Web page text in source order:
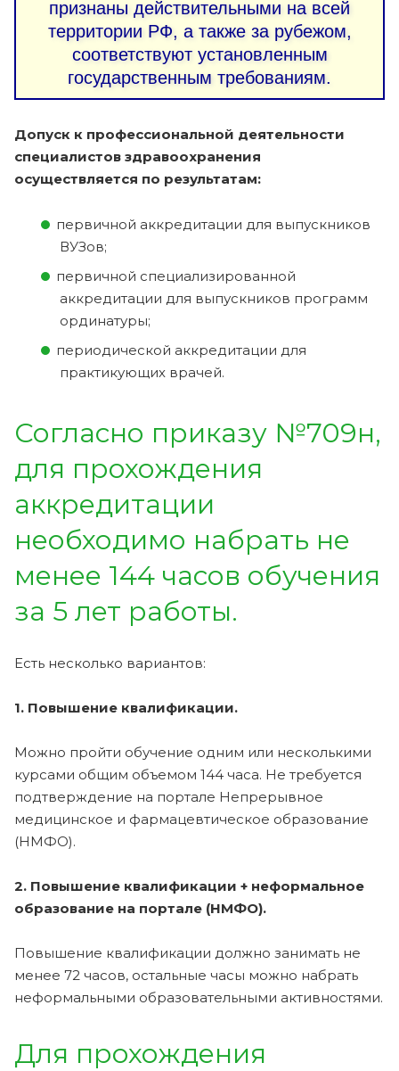
признаны действительными на всей
территории РФ, а также за рубежом,
соответствуют установленным
государственным требованиям.
Допуск к профессиональной деятельности
специалистов здравоохранения
осуществляется по результатам:
первичной аккредитации для выпускников
ВУЗов;
первичной специализированной
аккредитации для выпускников программ
ординатуры;
периодической аккредитации для
практикующих врачей.
Согласно приказу №709н,
для прохождения
аккредитации
необходимо набрать не
менее 144 часов обучения
за 5 лет работы.
Есть несколько вариантов:
1. Повышение квалификации.
Можно пройти обучение одним или несколькими
курсами общим объемом 144 часа. Не требуется
подтверждение на портале Непрерывное
медицинское и фармацевтическое образование
(НМФО).
2. Повышение квалификации + неформальное
образование на портале (НМФО).
Повышение квалификации должно занимать не
менее 72 часов, остальные часы можно набрать
неформальными образовательными активностями.
Для прохождения